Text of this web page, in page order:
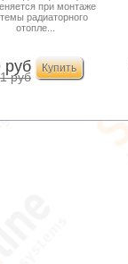
при монтаже
радиаторного
отопле...
руб
руб